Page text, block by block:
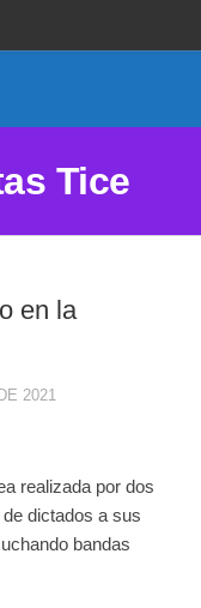
Tice
en la
2021
realizada por dos
dictados a sus
bandas